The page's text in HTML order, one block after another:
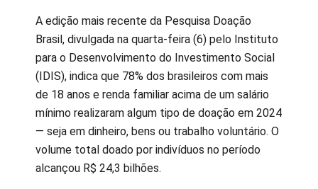
A edição mais recente da Pesquisa Doação
Brasil, divulgada na quarta-feira (6) pelo Instituto
para o Desenvolvimento do Investimento Social
(IDIS), indica que 78% dos brasileiros com mais
de 18 anos e renda familiar acima de um salário
mínimo realizaram algum tipo de doação em 2024
— seja em dinheiro, bens ou trabalho voluntário. O
volume total doado por indivíduos no período
alcançou R$ 24,3 bilhões.